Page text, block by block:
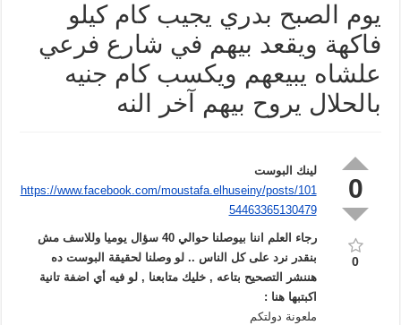
يوم الصبح بدري يجيب كام كيلو
فاكهة ويقعد بيهم في شارع فرعي
علشاه يبيعهم ويكسب كام جنيه
بالحلال يروح بيهم آخر النه
0
0
لينك البوست
https://www.facebook.com/moustafa.elhuseiny/posts/101
54463365130479
رجاء العلم اننا بيوصلنا حوالي 40 سؤال يوميا وللاسف مش
بنقدر نرد على كل الناس .. لو وصلنا لحقيقة البوست ده
هننشر التصحيح بتاعه , خليك متابعنا , لو فيه أي اضفة تانية
اكبتبها هنا :
ملعونة دولتكم